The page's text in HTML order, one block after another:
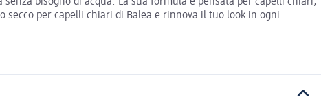
per capelli chiari di Balea e rinnova il tuo look in ogni